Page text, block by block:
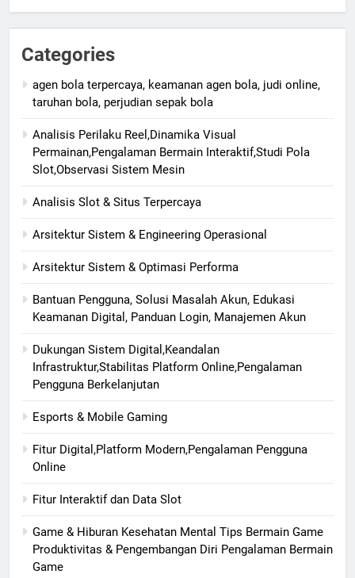
Categories
agen bola terpercaya, keamanan agen bola, judi online,
taruhan bola, perjudian sepak bola
Analisis Perilaku Reel,Dinamika Visual
Permainan,Pengalaman Bermain Interaktif,Studi Pola
Slot,Observasi Sistem Mesin
Analisis Slot & Situs Terpercaya
Arsitektur Sistem & Engineering Operasional
Arsitektur Sistem & Optimasi Performa
Bantuan Pengguna, Solusi Masalah Akun, Edukasi
Keamanan Digital, Panduan Login, Manajemen Akun
Dukungan Sistem Digital,Keandalan
Infrastruktur,Stabilitas Platform Online,Pengalaman
Pengguna Berkelanjutan
Esports & Mobile Gaming
Fitur Digital,Platform Modern,Pengalaman Pengguna
Online
Fitur Interaktif dan Data Slot
Game & Hiburan Kesehatan Mental Tips Bermain Game
Produktivitas & Pengembangan Diri Pengalaman Bermain
Game